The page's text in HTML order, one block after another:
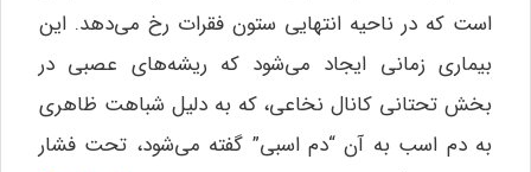
است که در ناحیه انتهایی ستون فقرات رخ می‌دهد. این
بیماری زمانی ایجاد می‌شود که ریشه‌های عصبی در
بخش تحتانی کانال نخاعی، که به دلیل شباهت ظاهری
به دم اسب به آن “دم اسبی” گفته می‌شود، تحت فشار